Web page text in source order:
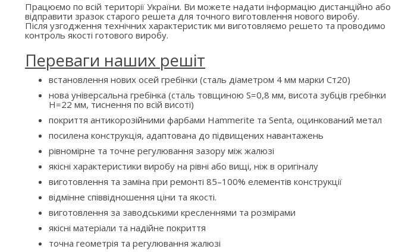
Працюємо по всій території України. Ви можете надати інформацію дистанційно або
відправити зразок старого решета для точного виготовлення нового виробу.
Після узгодження технічних характеристик ми виготовляємо решето та проводимо
контроль якості готового виробу.
Переваги наших решіт
встановлення нових осей гребінки (сталь діаметром 4 мм марки Ст20)
нова універсальна гребінка (сталь товщиною S=0,8 мм, висота зубців гребінки
H=22 мм, тиснення по всій висоті)
покриття антикорозійними фарбами Hammerite та Senta, оцинкований метал
посилена конструкція, адаптована до підвищених навантажень
рівномірне та точне регулювання зазору між жалюзі
якісні характеристики виробу на рівні або вищі, ніж в оригіналу
виготовлення та заміна при ремонті 85–100% елементів конструкції
відмінне співвідношення ціни та якості.
виготовлення за заводськими кресленнями та розмірами
якісні матеріали та надійне покриття
точна геометрія та регулювання жалюзі